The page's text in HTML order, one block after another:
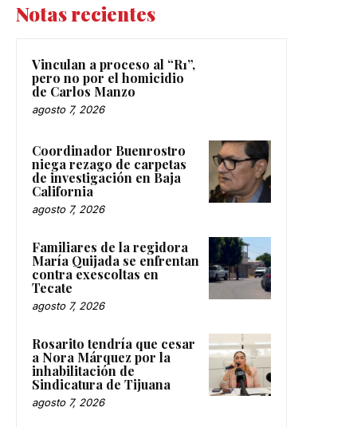
Notas recientes
Vinculan a proceso al “R1”,
pero no por el homicidio
de Carlos Manzo
agosto 7, 2026
Coordinador Buenrostro
niega rezago de carpetas
de investigación en Baja
California
agosto 7, 2026
Familiares de la regidora
María Quijada se enfrentan
contra exescoltas en
Tecate
agosto 7, 2026
Rosarito tendría que cesar
a Nora Márquez por la
inhabilitación de
Sindicatura de Tijuana
agosto 7, 2026